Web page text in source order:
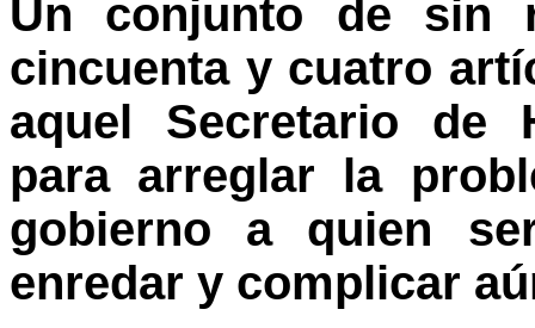
Un conjunto de sin
cincuenta y cuatro
aquel Secretario de
para arreglar la
gobierno a quien
enredar y complicar